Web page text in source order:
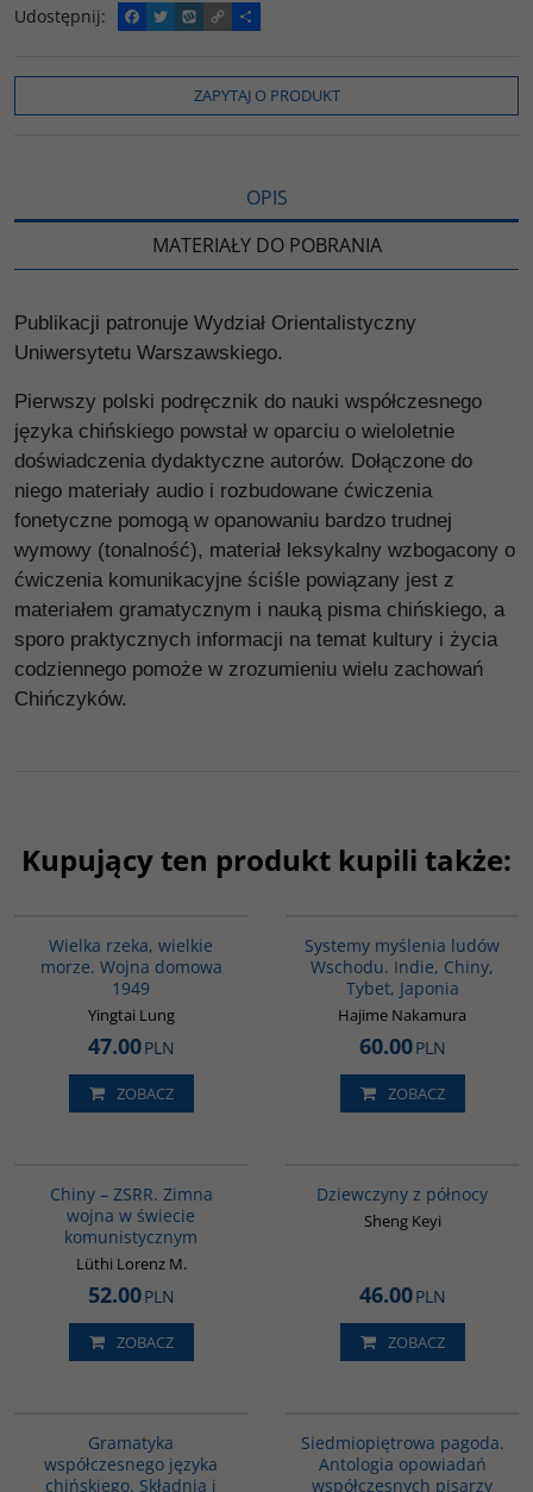
Udostępnij:
F
a
e
o
T
w
t
e
W
y
o
p
C
o
y
L
i
P
o
z
i
e
ę
ZAPYTAJ O PRODUKT
OPIS
MATERIAŁY DO POBRANIA
Publikacji patronuje Wydział Orientalistyczny
Uniwersytetu Warszawskiego.
Pierwszy polski podręcznik do nauki współczesnego
języka chińskiego powstał w oparciu o wieloletnie
doświadczenia dydaktyczne autorów. Dołączone do
niego materiały audio i rozbudowane ćwiczenia
fonetyczne pomogą w opanowaniu bardzo trudnej
wymowy (tonalność), materiał leksykalny wzbogacony o
ćwiczenia komunikacyjne ściśle powiązany jest z
materiałem gramatycznym i nauką pisma chińskiego, a
sporo praktycznych informacji na temat kultury i życia
codziennego pomoże w zrozumieniu wielu zachowań
Chińczyków.
Kupujący ten produkt kupili także:
Wielka rzeka, wielkie
morze. Wojna domowa
1949
Yingtai Lung
47.00PLN
ZOBACZ
Systemy myślenia ludów
Wschodu. Indie, Chiny,
Tybet, Japonia
Hajime Nakamura
60.00PLN
ZOBACZ
Chiny – ZSRR. Zimna
wojna w świecie
komunistycznym
Lüthi Lorenz M.
52.00PLN
ZOBACZ
Dziewczyny z północy
Sheng Keyi
46.00PLN
ZOBACZ
Gramatyka
współczesnego języka
chińskiego. Składnia i
Siedmiopiętrowa pagoda.
Antologia opowiadań
współczesnych pisarzy